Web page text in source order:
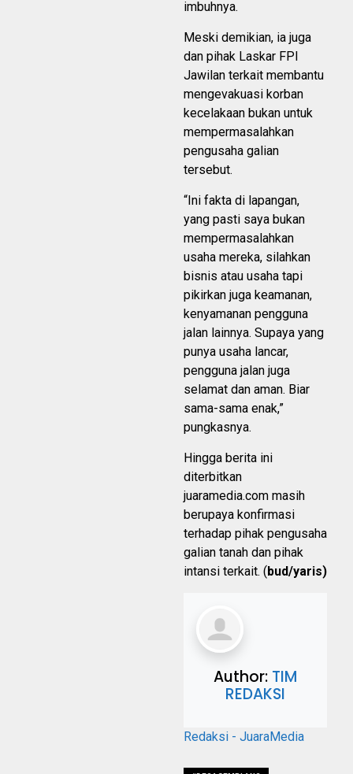
imbuhnya.
Meski demikian, ia juga
dan pihak Laskar FPI
Jawilan terkait membantu
mengevakuasi korban
kecelakaan bukan untuk
mempermasalahkan
pengusaha galian
tersebut.
“Ini fakta di lapangan,
yang pasti saya bukan
mempermasalahkan
usaha mereka, silahkan
bisnis atau usaha tapi
pikirkan juga keamanan,
kenyamanan pengguna
jalan lainnya. Supaya yang
punya usaha lancar,
pengguna jalan juga
selamat dan aman. Biar
sama-sama enak,”
pungkasnya.
Hingga berita ini
diterbitkan
juaramedia.com masih
berupaya konfirmasi
terhadap pihak pengusaha
galian tanah dan pihak
intansi terkait. (bud/yaris)
Author: TIM
REDAKSI
Redaksi - JuaraMedia